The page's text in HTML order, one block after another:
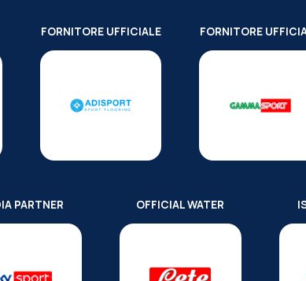
FORNITORE UFFICIALE FORNITORE
PARTNER OFFICIAL WATER